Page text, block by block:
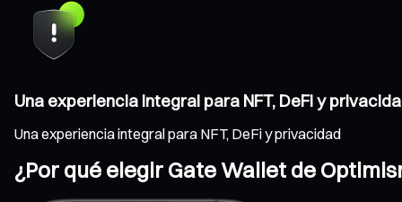
Una experiencia integral para NFT, DeFi y
Una experiencia integral para NFT, DeFi y privacidad
¿Por qué elegir Gate Wallet de